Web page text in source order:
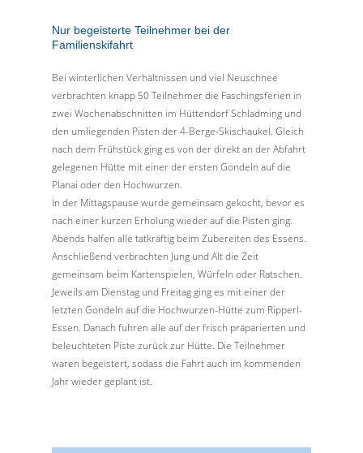
Nur begeisterte Teilnehmer bei der
Familienskifahrt
Bei winterlichen Verhältnissen und viel Neuschnee
verbrachten knapp 50 Teilnehmer die Faschingsferien in
zwei Wochenabschnitten im Hüttendorf Schladming und
den umliegenden Pisten der 4-Berge-Skischaukel. Gleich
nach dem Frühstück ging es von der direkt an der Abfahrt
gelegenen Hütte mit einer der ersten Gondeln auf die
Planai oder den Hochwurzen.
In der Mittagspause wurde gemeinsam gekocht, bevor es
nach einer kurzen Erholung wieder auf die Pisten ging.
Abends halfen alle tatkräftig beim Zubereiten des Essens.
Anschließend verbrachten Jung und Alt die Zeit
gemeinsam beim Kartenspielen, Würfeln oder Ratschen.
Jeweils am Dienstag und Freitag ging es mit einer der
letzten Gondeln auf die Hochwurzen-Hütte zum Ripperl-
Essen. Danach fuhren alle auf der frisch präparierten und
beleuchteten Piste zurück zur Hütte. Die Teilnehmer
waren begeistert, sodass die Fahrt auch im kommenden
Jahr wieder geplant ist.